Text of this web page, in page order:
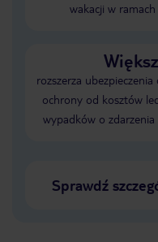
wakacji w
rozszerza
ochrony od kosztów
wypadków o zdarzenia
Sprawdź